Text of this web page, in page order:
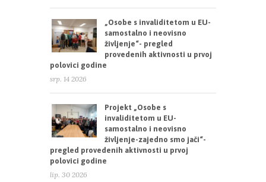
„Osobe s invaliditetom u EU-
samostalno i neovisno
življenje“- pregled
provedenih aktivnosti u prvoj
polovici godine
srp. 14 2026
Projekt „Osobe s
invaliditetom u EU-
samostalno i neovisno
življenje-zajedno smo jači“-
pregled provedenih aktivnosti u prvoj
polovici godine
lip. 30 2026